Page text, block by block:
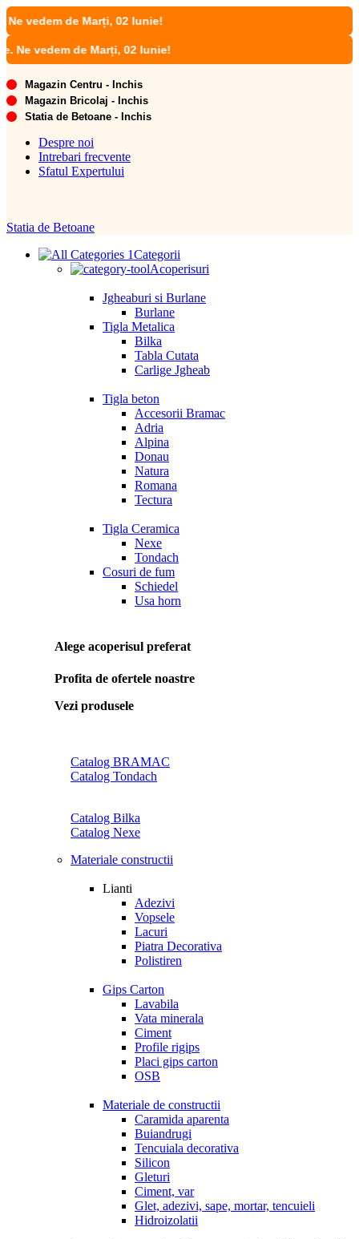
de Marți, 02 Iunie!
de Marți, 02 Iunie!
Magazin Centru - Inchis
Magazin Bricolaj - Inchis
Statia de Betoane - Inchis
Despre noi
Intrebari frecvente
Sfatul Expertului
Statia de Betoane
Categorii
Acoperisuri
Jgheaburi si Burlane
Burlane
Tigla Metalica
Bilka
Tabla Cutata
Carlige Jgheab
Tigla beton
Accesorii Bramac
Adria
Alpina
Donau
Natura
Romana
Tectura
Tigla Ceramica
Nexe
Tondach
Cosuri de fum
Schiedel
Usa horn
Alege acoperisul preferat
Profita de ofertele noastre
Vezi produsele
Catalog BRAMAC
Catalog Tondach
Catalog Bilka
Catalog Nexe
Materiale constructii
Lianti
Adezivi
Vopsele
Lacuri
Piatra Decorativa
Polistiren
Gips Carton
Lavabila
Vata minerala
Ciment
Profile rigips
Placi gips carton
OSB
Materiale de constructii
Caramida aparenta
Buiandrugi
Tencuiala decorativa
Silicon
Gleturi
Ciment, var
Glet, adezivi, sape, mortar, tencuieli
Hidroizolatii